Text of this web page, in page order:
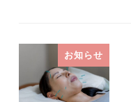
お知らせ